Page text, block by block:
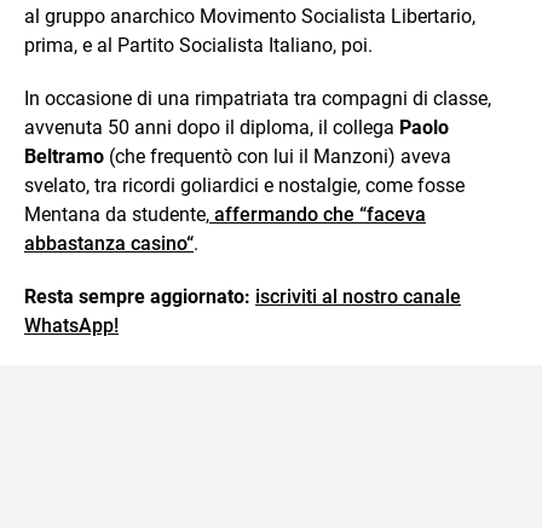
al gruppo anarchico Movimento Socialista Libertario,
prima, e al Partito Socialista Italiano, poi.
In occasione di una rimpatriata tra compagni di classe,
avvenuta 50 anni dopo il diploma, il collega Paolo
Beltramo (che frequentò con lui il Manzoni) aveva
svelato, tra ricordi goliardici e nostalgie, come fosse
Mentana da studente, affermando che “faceva
abbastanza casino“.
Resta sempre aggiornato: iscriviti al nostro canale
WhatsApp!